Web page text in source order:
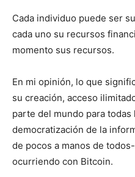
Cada individuo puede ser
cada uno su recursos
momento sus recursos.
En mi opinión, lo que
su creación, acceso
parte del mundo para
democratización de la
de pocos a manos de
ocurriendo con Bitcoin.